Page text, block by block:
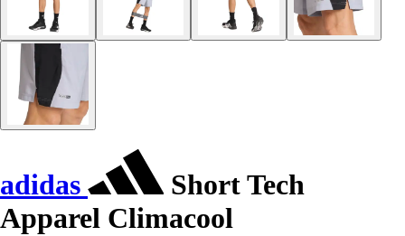
adidas
Short Tech
Apparel Climacool